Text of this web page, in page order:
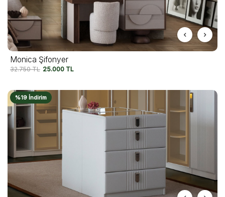
Monica Şifonyer
32.750TL 25.000 TL
%19 İndirim